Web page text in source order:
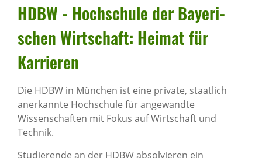
HDBW - Hoch­schule der Baye­ri­
schen Wirt­schaft: Heimat für
Karri­eren
Die HDBW in München ist eine private, staatlich
anerkannte Hochschule für angewandte
Wissenschaften mit Fokus auf Wirtschaft und
Technik.
Studierende an der HDBW absolvieren ein